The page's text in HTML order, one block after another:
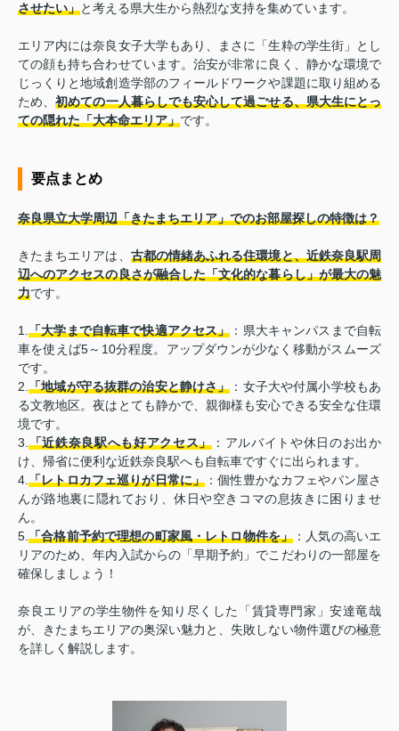
させたい」と考える県大生から熱烈な支持を集めています。
エリア内には奈良女子大学もあり、まさに「生粋の学生街」とし
ての顔も持ち合わせています。治安が非常に良く、静かな環境で
じっくりと地域創造学部のフィールドワークや課題に取り組める
ため、初めての一人暮らしでも安心して過ごせる、県大生にとっ
ての隠れた「大本命エリア」です。
要点まとめ
奈良県立大学周辺「きたまちエリア」でのお部屋探しの特徴は？
きたまちエリアは、 古都の情緒あふれる住環境と、近鉄奈良駅周
辺へのアクセスの良さが融合した「文化的な暮らし」が最大の魅
力です。
1.「大学まで自転車で快適アクセス」 ：県大キャンパスまで自転
車を使えば5～10分程度。アップダウンが少なく移動がスムーズ
です。
2.「地域が守る抜群の治安と静けさ」 ：女子大や付属小学校もあ
る文教地区。夜はとても静かで、親御様も安心できる安全な住環
境です。
3.「近鉄奈良駅へも好アクセス」 ：アルバイトや休日のお出か
け、帰省に便利な近鉄奈良駅へも自転車ですぐに出られます。
4.「レトロカフェ巡りが日常に」 ：個性豊かなカフェやパン屋さ
んが路地裏に隠れており、休日や空きコマの息抜きに困りませ
ん。
5.「合格前予約で理想の町家風・レトロ物件を」 ：人気の高いエ
リアのため、年内入試からの「早期予約」でこだわりの一部屋を
確保しましょう！
奈良エリアの学生物件を知り尽くした「賃貸専門家」安達竜哉
が、きたまちエリアの奥深い魅力と、失敗しない物件選びの極意
を詳しく解説します。